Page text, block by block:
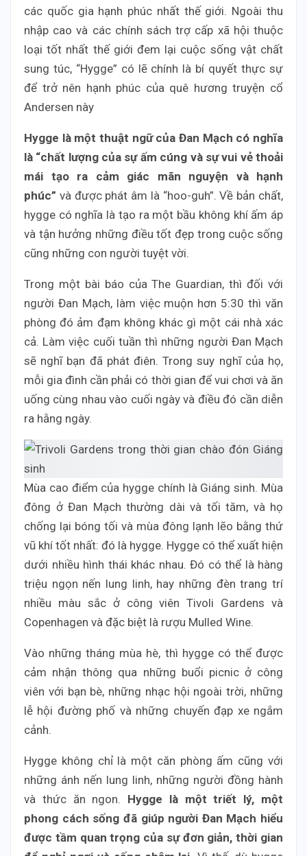
các quốc gia hạnh phúc nhất thế giới. Ngoài thu
nhập cao và các chính sách trợ cấp xã hội thuộc
loại tốt nhất thế giới đem lại cuộc sống vật chất
sung túc, “Hygge” có lẽ chính là bí quyết thực sự
để trở nên hạnh phúc của quê hương truyện cổ
Andersen này
Hygge là một thuật ngữ của Đan Mạch có nghĩa
là “chất lượng của sự ấm cúng và sự vui vẻ thoải
mái tạo ra cảm giác mãn nguyện và hạnh
phúc” và được phát âm là “hoo-guh”. Về bản chất,
hygge có nghĩa là tạo ra một bầu không khí ấm áp
và tận hưởng những điều tốt đẹp trong cuộc sống
cũng những con người tuyệt vời.
Trong một bài báo của The Guardian, thì đối với
người Đan Mạch, làm việc muộn hơn 5:30 thì văn
phòng đó ảm đạm không khác gì một cái nhà xác
cả. Làm việc cuối tuần thì những người Đan Mạch
sẽ nghĩ bạn đã phát điên. Trong suy nghĩ của họ,
mỗi gia đình cần phải có thời gian để vui chơi và ăn
uống cùng nhau vào cuối ngày và điều đó cần diễn
ra hằng ngày.
Mùa cao điểm của hygge chính là Giáng sinh. Mùa
đông ở Đan Mạch thường dài và tối tăm, và họ
chống lại bóng tối và mùa đông lạnh lẽo bằng thứ
vũ khí tốt nhất: đó là hygge. Hygge có thể xuất hiện
dưới nhiều hình thái khác nhau. Đó có thể là hàng
triệu ngọn nến lung linh, hay những đèn trang trí
nhiều màu sắc ở công viên Tivoli Gardens và
Copenhagen và đặc biệt là rượu Mulled Wine.
Vào những tháng mùa hè, thì hygge có thể được
cảm nhận thông qua những buổi picnic ở công
viên với bạn bè, những nhạc hội ngoài trời, những
lễ hội đường phố và những chuyến đạp xe ngắm
cảnh.
Hygge không chỉ là một căn phòng ấm cũng với
những ánh nến lung linh, những người đồng hành
và thức ăn ngon. Hygge là một triết lý, một
phong cách sống đã giúp người Đan Mạch hiểu
được tầm quan trọng của sự đơn giản, thời gian